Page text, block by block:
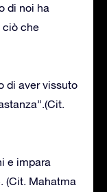
di noi ha
ciò che
di aver vissuto
e impara
(Cit. Mahatma